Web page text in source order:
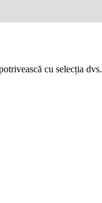
cu selecția dvs.